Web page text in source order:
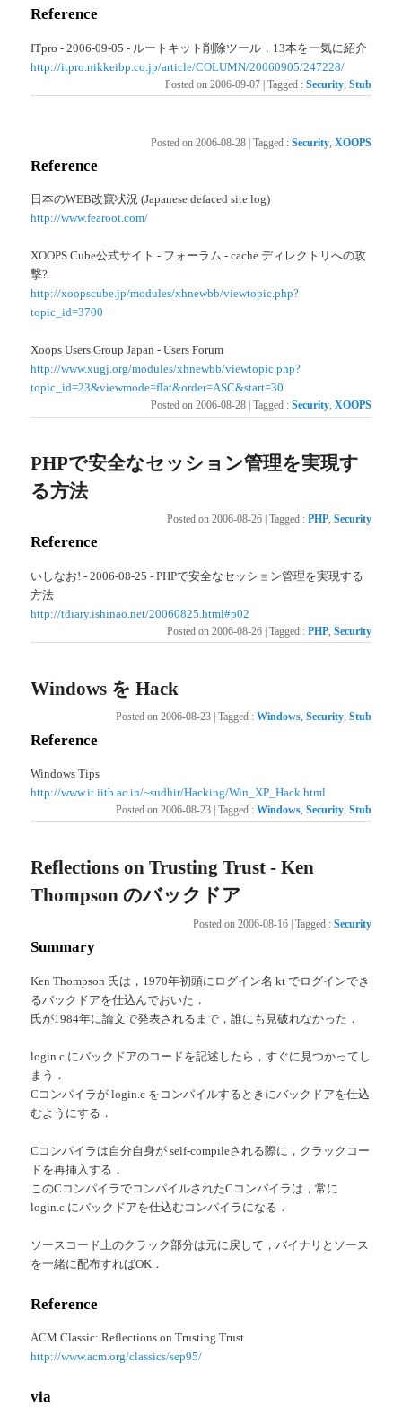
Reference
ITpro - 2006-09-05 - ルートキット削除ツール，13本を一気に紹介
http://itpro.nikkeibp.co.jp/article/COLUMN/20060905/247228/
Posted on 2006-09-07 Tagged : Security, Stub
Posted on 2006-08-28 | Tagged : Security, XOOPS
Reference
日本のWEB改竄状況 (Japanese defaced site log)
http://www.fearoot.com/
XOOPS Cube公式サイト - フォーラム - cache ディレクトリへの攻
撃?
http://xoopscube.jp/modules/xhnewbb/viewtopic.php?
topic_id=3700
Xoops Users Group Japan - Users Forum
http://www.xugj.org/modules/xhnewbb/viewtopic.php?
topic_id=23&viewmode=flat&order=ASC&start=30
Posted on 2006-08-28 Tagged : Security, XOOPS
PHPで安全なセッション管理を実現す
る方法
Posted on 2006-08-26 Tagged : PHP, Security
Reference
いしなお! - 2006-08-25 - PHPで安全なセッション管理を実現する
方法
http://tdiary.ishinao.net/20060825.html#p02
Posted on 2006-08-26 | Tagged : PHP, Security
Windows を Hack
Posted on 2006-08-23 Tagged : Windows, Security, Stub
Reference
Windows Tips
http://www.it.iitb.ac.in/~sudhir/Hacking/Win_XP_Hack.html
Posted on 2006-08-23 Tagged : Windows, Security, Stub
Reflections on Trusting Trust - Ken
Thompson のバックドア
Posted on 2006-08-16 | Tagged : Security
Summary
Ken Thompson 氏は，1970年初頭にログイン名 kt でログインでき
るバックドアを仕込んでおいた．
氏が1984年に論文で発表されるまで，誰にも見破れなかった．
login.c にバックドアのコードを記述したら，すぐに見つかってし
まう．
Cコンパイラが login.c をコンパイルするときにバックドアを仕込
むようにする．
Cコンパイラは自分自身が self-compileされる際に，クラックコー
ドを再挿入する．
このCコンパイラでコンパイルされたCコンパイラは，常に
login.c にバックドアを仕込むコンパイラになる．
ソースコード上のクラック部分は元に戻して，バイナリとソース
を一緒に配布すればOK．
Reference
ACM Classic: Reflections on Trusting Trust
http://www.acm.org/classics/sep95/
via